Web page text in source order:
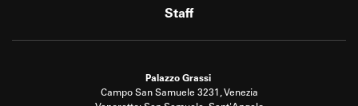
Staff
Palazzo Grassi
Campo San Samuele 3231, Venezia